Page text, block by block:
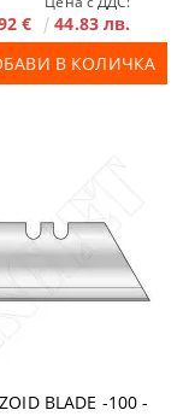
€
44.83 лв.
В КОЛИЧКА
BLADE -100 -